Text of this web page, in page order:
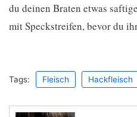
du deinen Braten etwas
mit Speckstreifen, bevor du
Tags: Fleisch Hackfleisch